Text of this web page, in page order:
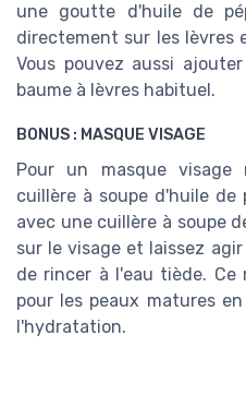
une goutte d'huile de
directement sur les lèvres
Vous pouvez aussi
baume à lèvres habituel.
BONUS : MASQUE VISAGE
Pour un masque visage
cuillère à soupe d'huile de
avec une cuillère à soupe
sur le visage et laissez
de rincer à l'eau tiède. Ce
pour les peaux matures
l'hydratation.